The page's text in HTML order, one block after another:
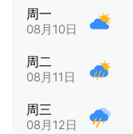
周一
08月10日
周二
08月11日
周三
08月12日